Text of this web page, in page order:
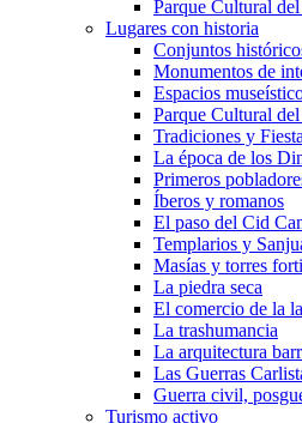
Parque Cultural
Lugares con historia
Conjuntos
Monumentos de
Espacios
Parque Cultural
Tradiciones y
La época de los
Primeros
Íberos y romanos
El paso del Cid
Templarios y
Masías y torres
La piedra seca
El comercio de la
La trashumancia
La arquitectura
Las Guerras
Guerra civil,
Turismo activo